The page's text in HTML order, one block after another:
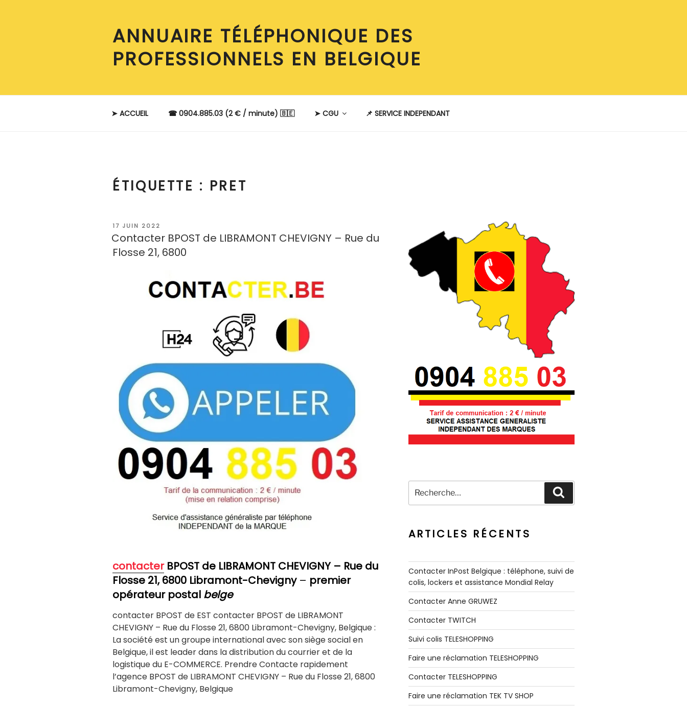
ANNUAIRE TÉLÉPHONIQUE DES
PROFESSIONNELS EN BELGIQUE
➤ ACCUEIL ☎ 0904.885.03 (2 € / minute) 🇧🇪 ➤ CGU 📌 SERVICE INDEPENDANT
ÉTIQUETTE : PRET
PUBLIÉ
LE
17 JUIN 2022
Contacter BPOST de LIBRAMONT CHEVIGNY – Rue du
Flosse 21, 6800
contacterBPOST de LIBRAMONT CHEVIGNY – Rue du
Flosse 21, 6800 Libramont-Chevigny– premier
opérateur postal belge
contacter BPOST de EST contacter BPOST de LIBRAMONT
CHEVIGNY – Rue du Flosse 21, 6800 Libramont-Chevigny, Belgique :
La société est un groupe international avec son siège social en
Belgique, il est leader dans la distribution du courrier et de la
logistique du E-COMMERCE. Prendre Contacte rapidement
l’agence BPOST de LIBRAMONT CHEVIGNY – Rue du Flosse 21, 6800
Libramont-Chevigny, Belgique
pour
:
ARTICLES RÉCENTS
Contacter InPost Belgique : téléphone, suivi de
colis, lockers et assistance Mondial Relay
Contacter Anne GRUWEZ
Contacter TWITCH
Suivi colis TELESHOPPING
Faire une réclamation TELESHOPPING
Contacter TELESHOPPING
Faire une réclamation TEK TV SHOP